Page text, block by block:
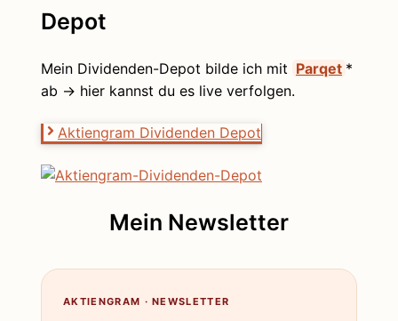
Depot
Mein Dividenden-Depot bilde ich mit Parqet *
ab → hier kannst du es live verfolgen.
Aktiengram Dividenden Depot
Mein Newsletter
AKTIENGRAM · NEWSLETTER